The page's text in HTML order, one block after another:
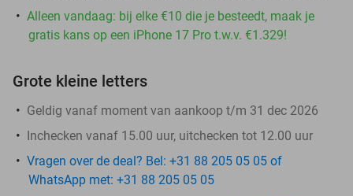
Alleen vandaag: bij elke €10 die je besteedt, maak je
gratis kans op een iPhone 17 Pro t.w.v. €1.329!
Grote kleine letters
Geldig vanaf moment van aankoop t/m 31 dec 2026
Inchecken vanaf 15.00 uur, uitchecken tot 12.00 uur
Vragen over de deal? Bel: +31 88 205 05 05 of
WhatsApp met: +31 88 205 05 05